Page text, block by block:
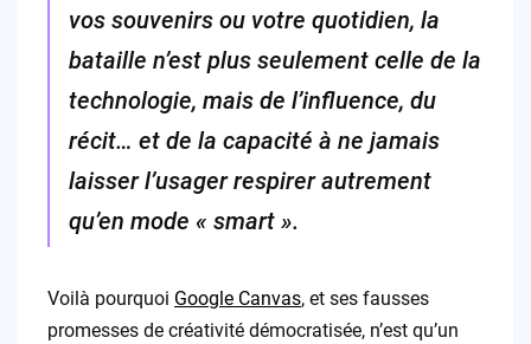
vos souvenirs ou votre quotidien, la
bataille n’est plus seulement celle de la
technologie, mais de l’influence, du
récit… et de la capacité à ne jamais
laisser l’usager respirer autrement
qu’en mode « smart ».
Voilà pourquoi Google Canvas, et ses fausses
promesses de créativité démocratisée, n’est qu’un